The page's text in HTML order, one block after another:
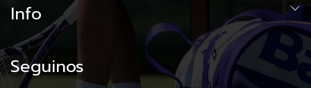
Info
Seguinos